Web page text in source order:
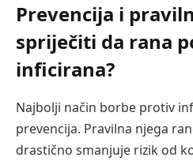
Prevencija i
spriječiti da rana
inficirana?
Najbolji način borbe protiv
prevencija. Pravilna njega
drastično smanjuje rizik od